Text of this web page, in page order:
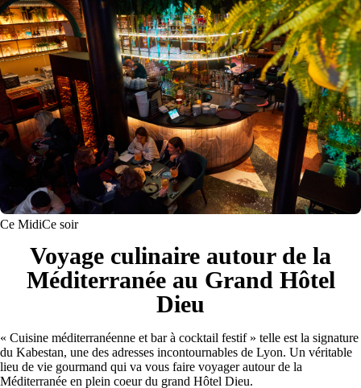
Ce MidiCe soir
Voyage culinaire autour de la
Méditerranée au Grand Hôtel
Dieu
« Cuisine méditerranéenne et bar à cocktail festif » telle est la signature
du Kabestan, une des adresses incontournables de Lyon. Un véritable
lieu de vie gourmand qui va vous faire voyager autour de la
Méditerranée en plein coeur du grand Hôtel Dieu.